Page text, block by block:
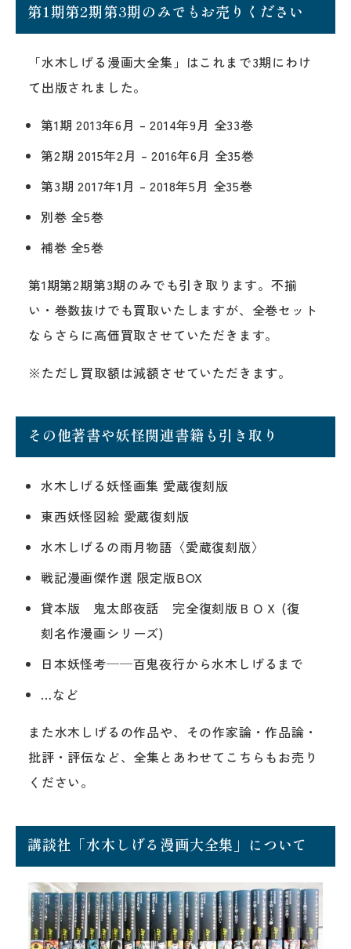
第1期第2期第3期のみでもお売りください
「水木しげる漫画大全集」はこれまで3期にわけ
て出版されました。
第1期 2013年6月 – 2014年9月 全33巻
第2期 2015年2月 – 2016年6月 全35巻
第3期 2017年1月 – 2018年5月 全35巻
別巻 全5巻
補巻 全5巻
第1期第2期第3期のみでも引き取ります。不揃
い・巻数抜けでも買取いたしますが、全巻セット
ならさらに高価買取させていただきます。
※ただし買取額は減額させていただきます。
その他著書や妖怪関連書籍も引き取り
水木しげる妖怪画集 愛蔵復刻版
東西妖怪図絵 愛蔵復刻版
水木しげるの雨月物語〈愛蔵復刻版〉
戦記漫画傑作選 限定版BOX
貸本版 鬼太郎夜話 完全復刻版ＢＯＸ (復
刻名作漫画シリーズ)
日本妖怪考──百鬼夜行から水木しげるまで
…など
また水木しげるの作品や、その作家論・作品論・
批評・評伝など、全集とあわせてこちらもお売り
ください。
講談社「水木しげる漫画大全集」について